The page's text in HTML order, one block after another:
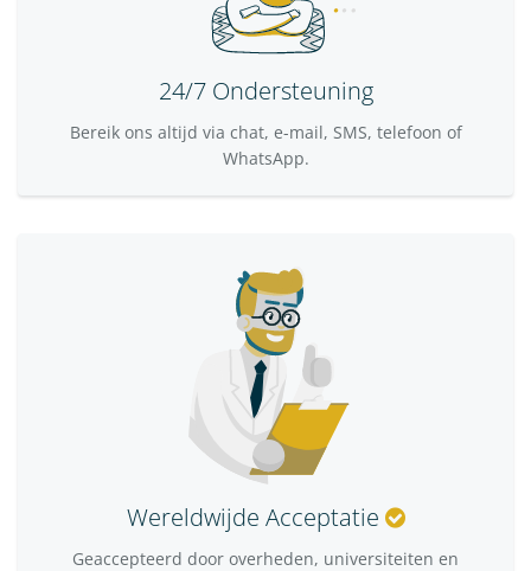
24/7 Ondersteuning
Bereik ons altijd via chat, e-mail, SMS, telefoon of
WhatsApp.
Wereldwijde Acceptatie
Geaccepteerd door overheden, universiteiten en